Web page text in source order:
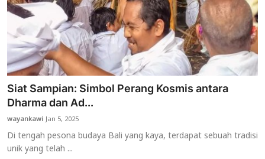
Siat Sampian: Simbol Perang Kosmis antara
Dharma dan Ad...
wayankawiJan 5, 2025
Di tengah pesona budaya Bali yang kaya, terdapat sebuah tradisi
unik yang telah ...